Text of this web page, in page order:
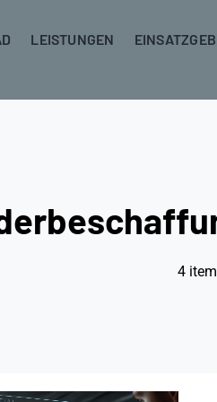
LEISTUNGEN
4